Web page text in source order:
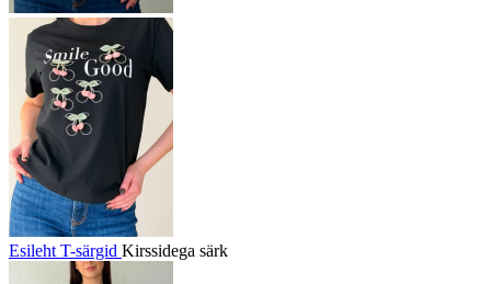
Esileht T-särgid Kirssidega särk